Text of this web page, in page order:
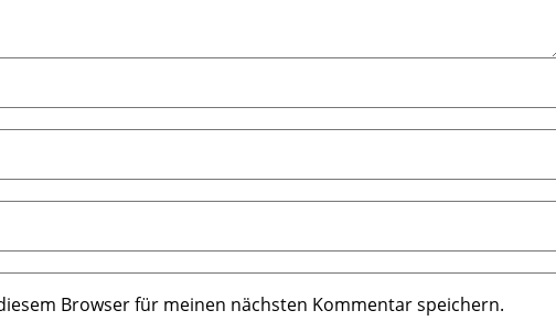
Browser für meinen nächsten Kommentar speichern.